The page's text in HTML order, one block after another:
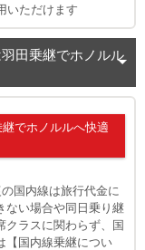
いただけます
田乗継でホノルル
でホノルルへ快適
国内線は旅行代金に
ない場合や同日乗り継
クラスに関わらず、国
【国内線乗継につい